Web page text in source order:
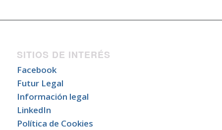
SITIOS DE INTERÉS
Facebook
Futur Legal
Información legal
LinkedIn
Política de Cookies